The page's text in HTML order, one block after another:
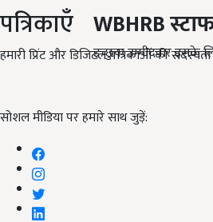
पत्रिकाएँ
हमारी प्रिंट और डिजिटल पत्रिकाओं की
सोशल मीडिया पर हमारे साथ जुड़ें:
WBHRB
इच्छुक उम्मीदवार इसके